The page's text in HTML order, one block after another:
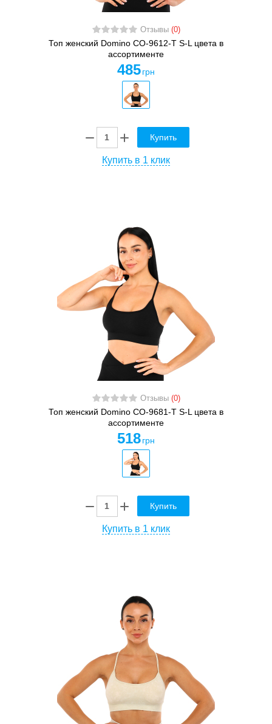
Отзывы (0)
Топ женский Domino CO-9612-T S-L цвета в
ассортименте
485 грн
Купить
Купить в 1 клик
Отзывы (0)
Топ женский Domino CO-9681-T S-L цвета в
ассортименте
518 грн
Купить
Купить в 1 клик